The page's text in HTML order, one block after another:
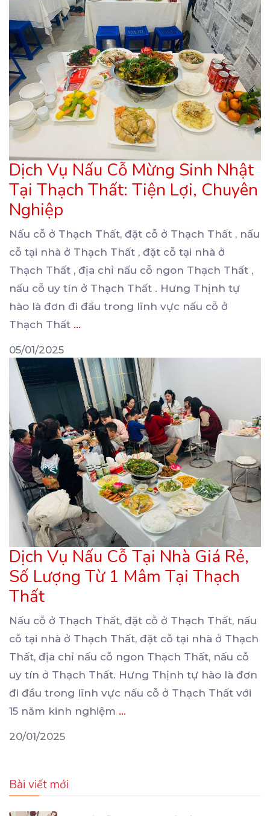
Dịch Vụ Nấu Cỗ Mừng Sinh Nhật
Tại Thạch Thất: Tiện Lợi, Chuyên
Nghiệp
Nấu cỗ ở Thạch Thất, đặt cỗ ở Thạch Thất , nấu
cỗ tại nhà ở Thạch Thất , đặt cỗ tại nhà ở
Thạch Thất , địa chỉ nấu cỗ ngon Thạch Thất ,
nấu cỗ uy tín ở Thạch Thất . Hưng Thịnh tự
hào là đơn đi đầu trong lĩnh vực nấu cỗ ở
Thạch Thất ...
05/01/2025
Dịch Vụ Nấu Cỗ Tại Nhà Giá Rẻ,
Số Lượng Từ 1 Mâm Tại Thạch
Thất
Nấu cỗ ở Thạch Thất, đặt cỗ ở Thạch Thất, nấu
cỗ tại nhà ở Thạch Thất, đặt cỗ tại nhà ở Thạch
Thất, địa chỉ nấu cỗ ngon Thạch Thất, nấu cỗ
uy tín ở Thạch Thất. Hưng Thịnh tự hào là đơn
đi đầu trong lĩnh vực nấu cỗ ở Thạch Thất với
15 năm kinh nghiệm ...
20/01/2025
Bài viết mới